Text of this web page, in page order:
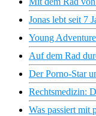
Jonas lebt seit 7
Young
Auf dem Rad
Der Porno-Star
Rechtsmedizin:
Was passiert mit